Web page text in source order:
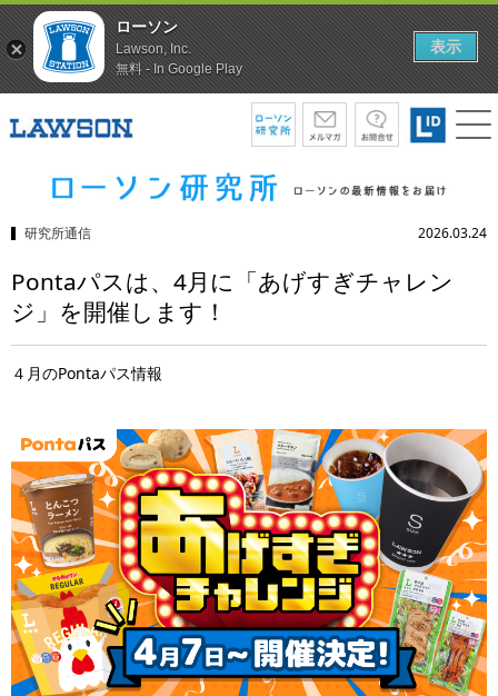
研究所通信 2026.03.24
Pontaパスは、4月に「あげすぎチャレン
ジ」を開催します！
４月のPontaパス情報
ローソン
Lawson, Inc.
無料 - In Google Play
表示